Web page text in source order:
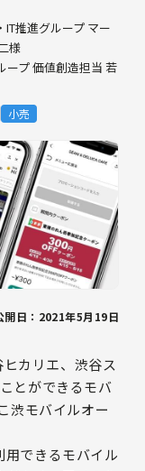
推進グループ マー
様
ープ 価値創造担当 若
小売
開日：2021年5月19日
カリエ、渋谷ス
とができるモバ
渋モバイルオー
できるモバイル